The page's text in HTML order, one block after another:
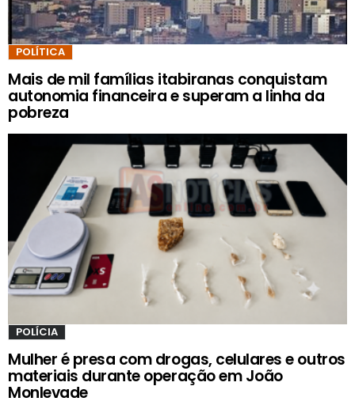
POLÍTICA
Mais de mil famílias itabiranas conquistam
autonomia financeira e superam a linha da
pobreza
POLÍCIA
Mulher é presa com drogas, celulares e outros
materiais durante operação em João
Monlevade